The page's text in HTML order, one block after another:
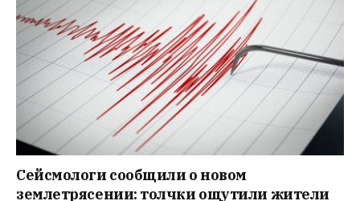
Сейсмологи сообщили о новом
землетрясении: толчки ощутили жители